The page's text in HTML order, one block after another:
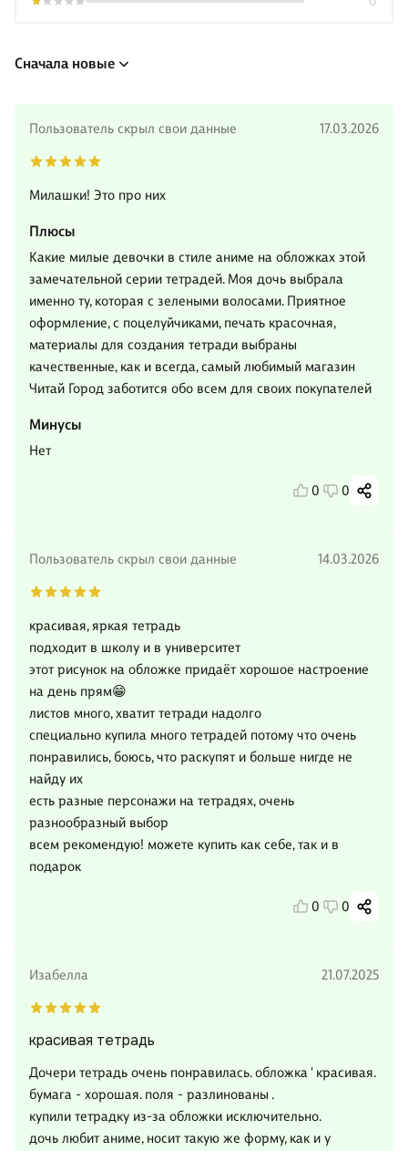
Сначала новые
Пользователь скрыл свои данные 17.03.2026
Милашки! Это про них
Плюсы
Какие милые девочки в стиле аниме на обложках этой
замечательной серии тетрадей. Моя дочь выбрала
именно ту, которая с зелеными волосами. Приятное
оформление, с поцелуйчиками, печать красочная,
материалы для создания тетради выбраны
качественные, как и всегда, самый любимый магазин
Читай Город заботится обо всем для своих покупателей
Минусы
Нет
0 0
Пользователь скрыл свои данные 14.03.2026
красивая, яркая тетрадь
подходит в школу и в университет
этот рисунок на обложке придаёт хорошое настроение
на день прям😁
листов много, хватит тетради надолго
специально купила много тетрадей потому что очень
понравились, боюсь, что раскупят и больше нигде не
найду их
есть разные персонажи на тетрадях, очень
разнообразный выбор
всем рекомендую! можете купить как себе, так и в
подарок
0 0
Изабелла 21.07.2025
красивая тетрадь
Дочери тетрадь очень понравилась. обложка ' красивая.
бумага - хорошая. поля - разлинованы .
купили тетрадку из-за обложки исключительно.
дочь любит аниме, носит такую же форму, как и у